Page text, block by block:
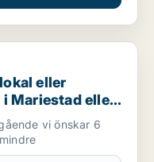
showroom för uthyrning i
eller
Mariestad eller
vi önskar 6